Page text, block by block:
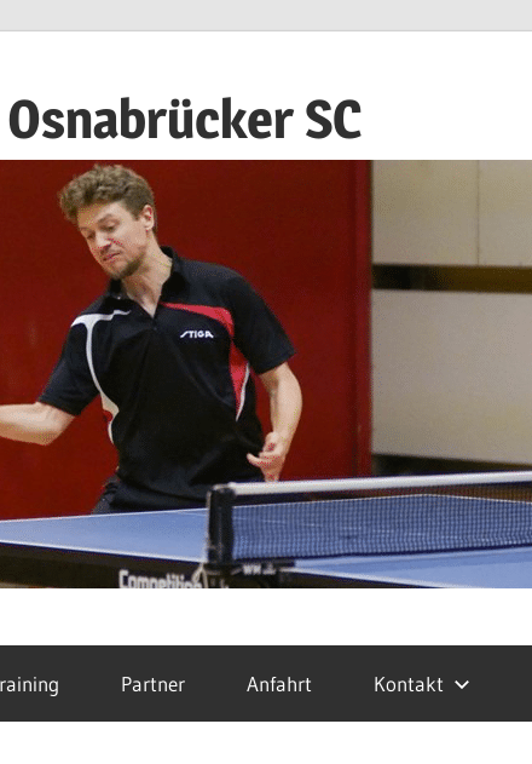
SC
Partner Anfahrt Kontakt